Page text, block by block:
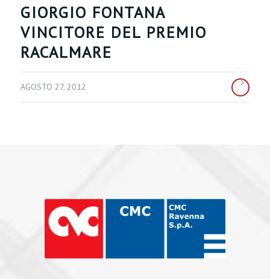
GIORGIO FONTANA
VINCITORE DEL PREMIO
RACALMARE
AGOSTO 27, 2012